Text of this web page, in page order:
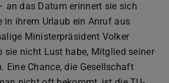
an das Datum erinnert sie sich
in ihrem Urlaub ein Anruf aus
Ministerpräsident Volker
sie nicht Lust habe, Mitglied seiner
Eine Chance, die Gesellschaft